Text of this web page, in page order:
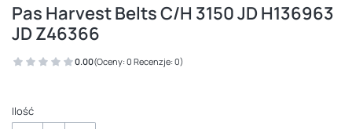
Pas Harvest Belts C/H 3150 JD H136963
JD Z46366
0.00(Oceny: 0 Recenzje: 0)
Ilość